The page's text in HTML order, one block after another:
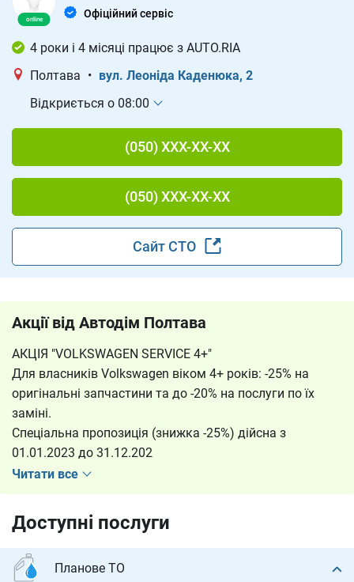
Офіційний сервіс
4 роки і 4 місяці працює з AUTO.RIA
Полтава • вул. Леоніда Каденюка, 2
Відкриється о 08:00
(050) XXX-XX-XX
(050) XXX-XX-XX
Сайт СТО
Акції від Автодім Полтава
АКЦІЯ "VOLKSWAGEN SERVICE 4+"
Для власників Volkswagen віком 4+ років: -25% на
оригінальні запчастини та до -20% на послуги по їх
заміні.
Спеціальна пропозиція (знижка -25%) дійсна з
01.01.2023 до 31.12.202
Читати все
Доступні послуги
Планове ТО